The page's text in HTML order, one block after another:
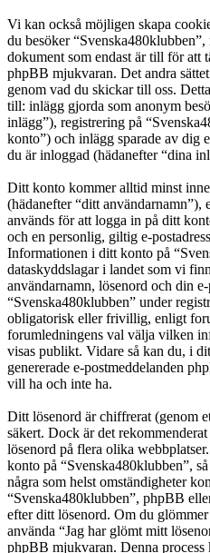
Vi kan också möjligen skapa
du besöker
dokument som endast är till för att
phpBB mjukvaran. Det andra
genom vad du skickar till oss.
till: inlägg gjorda som anonym
inlägg”), registrering på
konto”) och inlägg sparade av dig
du är inloggad (hädanefter “dina
Ditt konto kommer alltid minst
(hädanefter “ditt användarnamn”),
används för att logga in på ditt
och en personlig, giltig e-
Informationen i ditt konto på
dataskyddslagar i landet som vi
användarnamn, lösenord och din
“Svenska480klubben” under
obligatorisk eller frivillig, enligt
forumledningens val välja vilken
visas publikt. Vidare så kan du, i
genererade e-postmeddelanden
vill ha och inte ha.
Ditt lösenord är chiffrerat (genom
säkert. Dock är det
lösenord på flera olika
konto på “Svenska480klubben”,
några som helst omständigheter
“Svenska480klubben”, phpBB
efter ditt lösenord. Om du
använda “Jag har glömt mitt
phpBB mjukvaran. Denna